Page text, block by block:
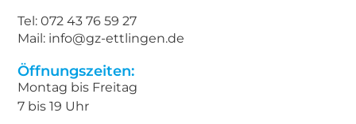
Tel: 072 43 76 59 27
Mail: info@gz-ettlingen.de
Öffnungszeiten:
Montag bis Freitag
7 bis 19 Uhr